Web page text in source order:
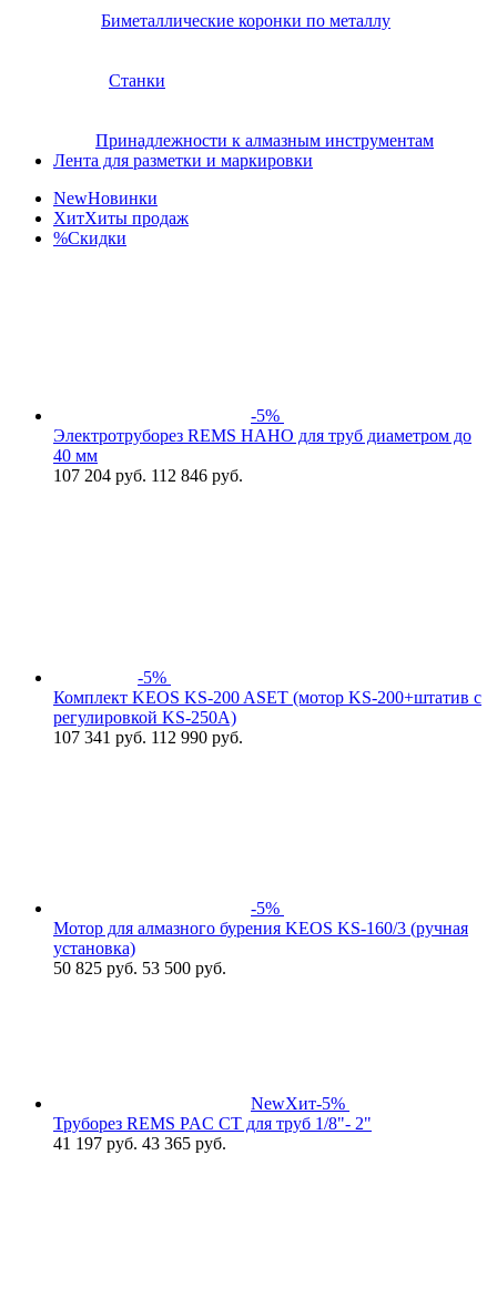
Биметаллические коронки по металлу
Станки
Принадлежности к алмазным инструментам
Лента для разметки и маркировки
NewНовинки
ХитХиты продаж
%Скидки
-5%
Электротруборез REMS НАНО для труб диаметром до
40 мм
107 204 руб. 112 846 руб.
-5%
Комплект KEOS KS-200 ASET (мотор KS-200+штатив с
регулировкой KS-250A)
107 341 руб. 112 990 руб.
-5%
Мотор для алмазного бурения KEOS KS-160/3 (ручная
установка)
50 825 руб. 53 500 руб.
NewХит-5%
Труборез REMS PAC CT для труб 1/8"- 2"
41 197 руб. 43 365 руб.